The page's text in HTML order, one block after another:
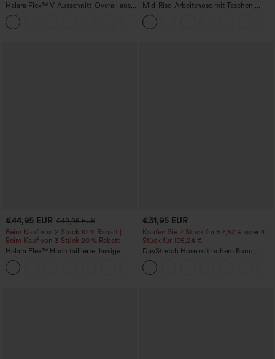
Halara Flex™ V-Ausschnitt-Overall aus
gewaschenem Denim mit Taschen –
lässig
Mid-Rise-Arbeitshose mit Taschen,
Barrel-Leg und weiter Passform
€44,95 EUR €49,95 EUR
Beim Kauf von 2 Stück 10 % Rabatt |
Beim Kauf von 3 Stück 20 % Rabatt
Halara Flex™ Hoch taillierte, lässige
Jeans mit Taschen, umgekrempeltem
Saum, weitem Bein und verwaschenem
Finish
€31,95 EUR
Kaufen Sie 2 Stück für 52,62 € oder 4
Stück für 105,24 €.
DayStretch Hose mit hohem Bund,
Barrel-Leg und Taschen